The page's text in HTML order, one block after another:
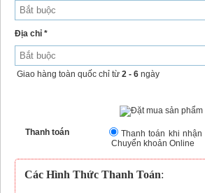
Địa chỉ *
Giao hàng toàn quốc chỉ từ 2 - 6 ngày
Thanh toán
Thanh toán khi
Chuyển khoản Online
Các Hình Thức Thanh Toán: